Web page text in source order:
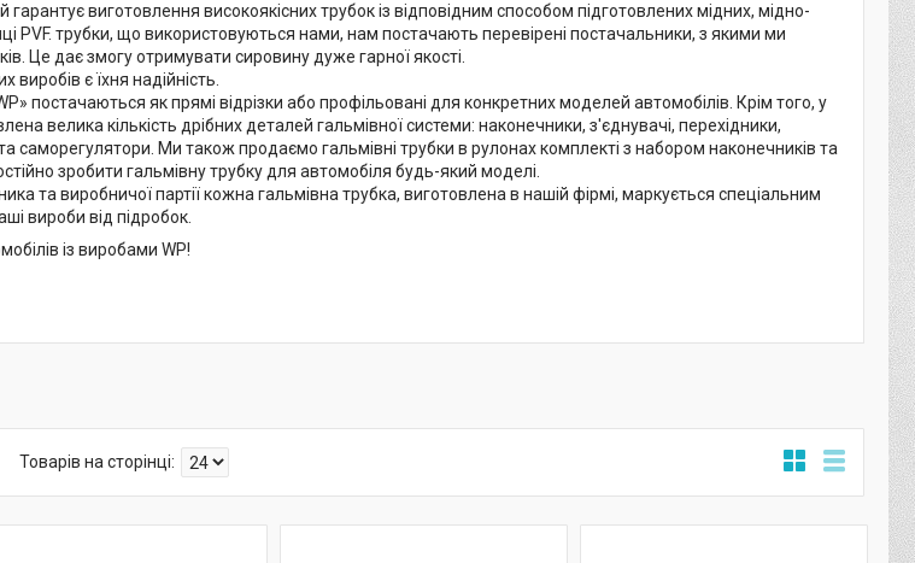
виготовлення високоякісних трубок із відповідним способом підготовлених мідних, мідно-
PVF. трубки, що використовуються нами, нам постачають перевірені постачальники, з якими ми
Це дає змогу отримувати сировину дуже гарної якості.
є їхня надійність.
постачаються як прямі відрізки або профільовані для конкретних моделей автомобілів. Крім того, у
велика кількість дрібних деталей гальмівної системи: наконечники, з'єднувачі, перехідники,
саморегулятори. Ми також продаємо гальмівні трубки в рулонах комплекті з набором наконечників та
зробити гальмівну трубку для автомобіля будь-який моделі.
та виробничої партії кожна гальмівна трубка, виготовлена в нашій фірмі, маркується спеціальним
вироби від підробок.
із виробами WP!